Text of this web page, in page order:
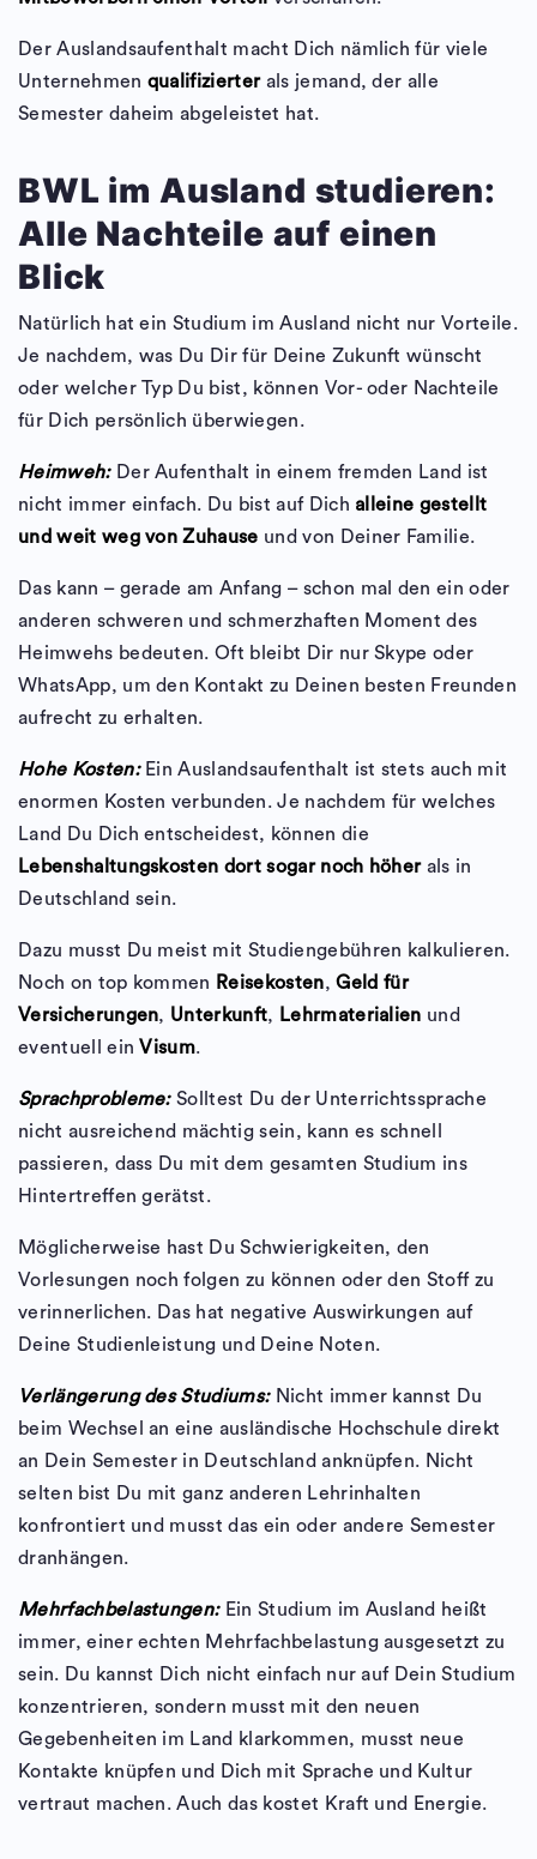
Der Auslandsaufenthalt macht Dich nämlich für viele
Unternehmen qualifizierterals jemand, der alle
Semester daheim abgeleistet hat.
BWL im Ausland studieren:
Alle Nachteile auf einen
Blick
Natürlich hat ein Studium im Ausland nicht nur Vorteile.
Je nachdem, was Du Dir für Deine Zukunft wünscht
oder welcher Typ Du bist, können Vor- oder Nachteile
für Dich persönlich überwiegen.
Heimweh: Der Aufenthalt in einem fremden Land ist
nicht immer einfach. Du bist auf Dich alleine gestellt
und weit weg von Zuhause und von Deiner Familie.
Das kann – gerade am Anfang – schon mal den ein oder
anderen schweren und schmerzhaften Moment des
Heimwehs bedeuten. Oft bleibt Dir nur Skype oder
WhatsApp, um den Kontakt zu Deinen besten Freunden
aufrecht zu erhalten.
Hohe Kosten: Ein Auslandsaufenthalt ist stets auch mit
enormen Kosten verbunden. Je nachdem für welches
Land Du Dich entscheidest, können die
Lebenshaltungskosten dort sogar noch höherals in
Deutschland sein.
Dazu musst Du meist mit Studiengebühren kalkulieren.
Noch on top kommen Reisekosten,Geld für
Versicherungen, Unterkunft, Lehrmaterialien und
eventuell einVisum.
Sprachprobleme:Solltest Du der Unterrichtssprache
nicht ausreichend mächtig sein, kann es schnell
passieren, dass Du mit dem gesamten Studium ins
Hintertreffen gerätst.
Möglicherweise hast Du Schwierigkeiten, den
Vorlesungen noch folgen zu können oder den Stoff zu
verinnerlichen. Das hat negative Auswirkungen auf
Deine Studienleistung und Deine Noten.
Verlängerung des Studiums: Nicht immer kannst Du
beim Wechsel an eine ausländische Hochschule direkt
an Dein Semester in Deutschland anknüpfen. Nicht
selten bist Du mit ganz anderen Lehrinhalten
konfrontiert und musst das ein oder andere Semester
dranhängen.
Mehrfachbelastungen: Ein Studium im Ausland heißt
immer, einer echten Mehrfachbelastung ausgesetzt zu
sein. Du kannst Dich nicht einfach nur auf Dein Studium
konzentrieren, sondern musst mit den neuen
Gegebenheiten im Land klarkommen, musst neue
Kontakte knüpfen und Dich mit Sprache und Kultur
vertraut machen. Auch das kostet Kraft und Energie.